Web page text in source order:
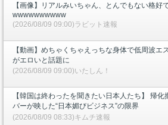
【画像】リアルみいちゃん、とんでもない格好
wwwwwwwwww
(2026/08/09 09:00)ラビット速報
【動画】めちゃくちゃえっちな身体で低周波エ
がエロいと話題に
(2026/08/09 09:00)いたしん！
【韓国は終わったを聞きたい日本人たち】 帰
バーが映した“日本媚びビジネス”の限界
(2026/08/09 08:33)キムチ速報